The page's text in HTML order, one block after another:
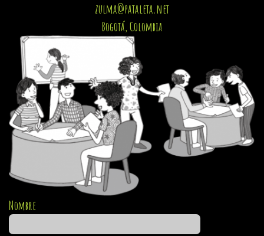
zulma@pataleta.net
Bogotá, Colombia
Nombre